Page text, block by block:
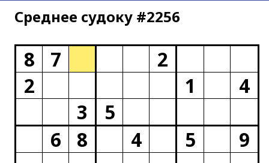
Среднее cудоку #2256
8 7
2
2
1
4
3
5
6
8 4 5
9